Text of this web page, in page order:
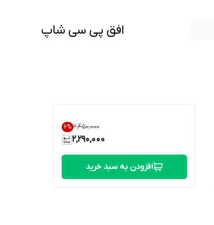
افق پی سی شاپ
۲٬۴۵۰٬۰۰۰ 6%
2,290,000
افزودن به سبد خرید